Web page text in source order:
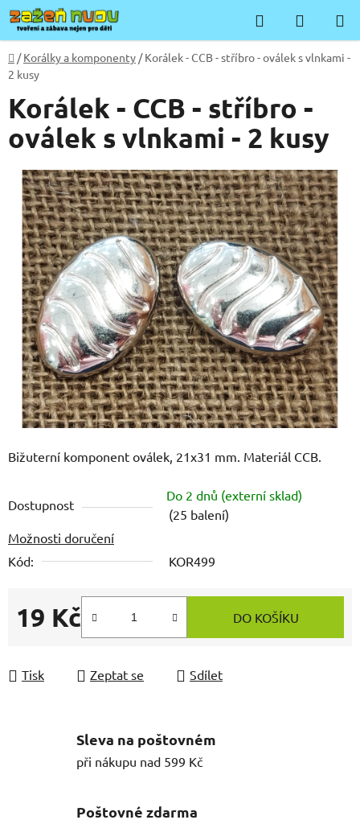
Přejít
na
obsah
Hledat
KOŠÍK
Domů
/ Korálky a komponenty / Korálek - CCB - stříbro - oválek s vlnkami -
2 kusy
Bižuterní komponent oválek, 21x31 mm. Materiál CCB.
Dostupnost
Do 2 dnů (externí sklad)
(25 balení)
Možnosti doručení
Kód:
KOR499
19 Kč
Měrná cena:
DO KOŠÍKU
Tisk Zeptat se Sdílet
Korálek - CCB - stříbro -
oválek s vlnkami - 2 kusy
Sleva na poštovném
při nákupu nad 599 Kč
Poštovné zdarma